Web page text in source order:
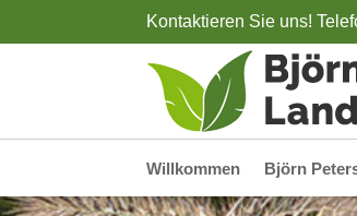
Kontaktieren Sie uns!
Willkommen Björn